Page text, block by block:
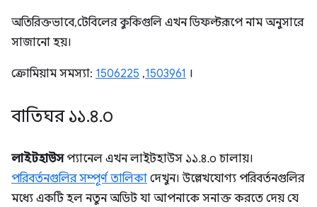
অতিরিক্তভাবে, টেবিলের কুকিগুলি এখন ডিফল্টরূপে নাম অনুসারে
সাজানো হয়।
ক্রোমিয়াম সমস্যা: 1506225 ,1503961 ।
বাতিঘর ১১.৪.০
লাইটহাউসপ্যানেল এখন লাইটহাউস ১১.৪.০ চালায়।
পরিবর্তনগুলির সম্পূর্ণ তালিকা দেখুন। উল্লেখযোগ্য পরিবর্তনগুলির
মধ্যে একটি হল নতুন অডিট যা আপনাকে সনাক্ত করতে দেয় যে